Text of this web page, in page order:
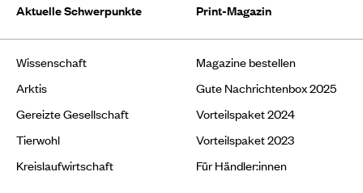
Aktuelle Schwerpunkte
Wissenschaft
Arktis
Gereizte Gesellschaft
Tierwohl
Kreislaufwirtschaft
Print-Magazin
Magazine bestellen
Gute Nachrichtenbox 2025
Vorteilspaket 2024
Vorteilspaket 2023
Für Händler:innen